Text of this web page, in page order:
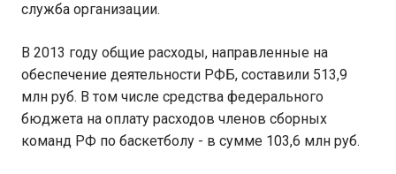
служба организации.
В 2013 году общие расходы, направленные на
обеспечение деятельности РФБ, составили 513,9
млн руб. В том числе средства федерального
бюджета на оплату расходов членов сборных
команд РФ по баскетболу - в сумме 103,6 млн руб.